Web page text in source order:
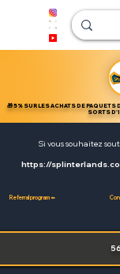
🎁 5% SUR LES ACHATS DE
SORTS
Si vous souhaitez
https://
Referral program ⬅️